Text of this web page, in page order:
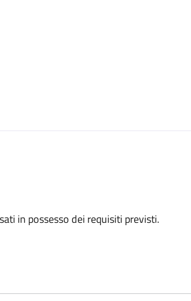
in possesso dei requisiti previsti.